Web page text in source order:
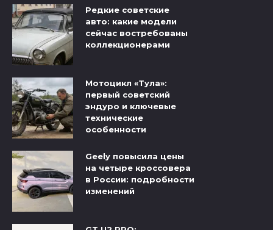
Редкие советские
авто: какие модели
сейчас востребованы
коллекционерами
Мотоцикл «Тула»:
первый советский
эндуро и ключевые
технические
особенности
Geely повысила цены
на четыре кроссовера
в России: подробности
изменений